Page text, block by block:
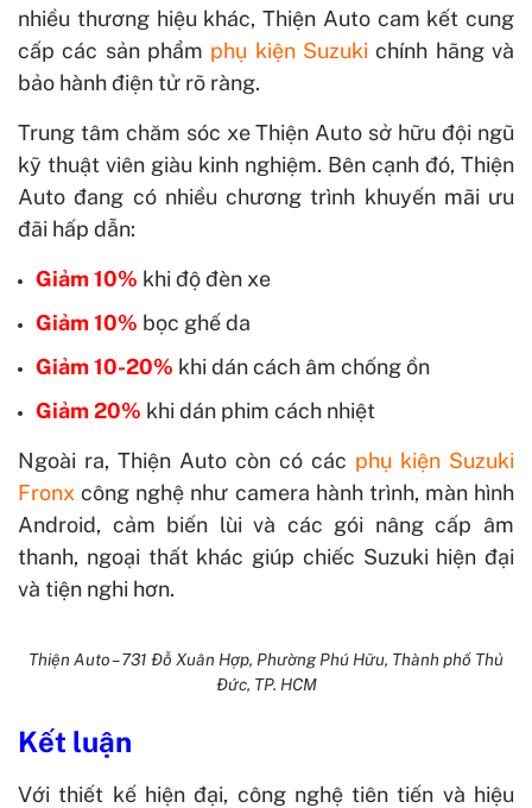
nhiều thương hiệu khác, Thiện Auto cam kết cung
cấp các sản phẩm phụ kiện Suzuki chính hãng và
bảo hành điện tử rõ ràng.
Trung tâm chăm sóc xe Thiện Auto sở hữu đội ngũ
kỹ thuật viên giàu kinh nghiệm. Bên cạnh đó, Thiện
Auto đang có nhiều chương trình khuyến mãi ưu
đãi hấp dẫn:
Giảm 10% khi độ đèn xe
Giảm 10% bọc ghế da
Giảm 10-20% khi dán cách âm chống ồn
Giảm 20% khi dán phim cách nhiệt
Ngoài ra, Thiện Auto còn có các phụ kiện Suzuki
Fronx công nghệ như camera hành trình, màn hình
Android, cảm biến lùi và các gói nâng cấp âm
thanh, ngoại thất khác giúp chiếc Suzuki hiện đại
và tiện nghi hơn.
Thiện Auto – 731 Đỗ Xuân Hợp, Phường Phú Hữu, Thành phố Thủ
Đức, TP. HCM
Kết luận
Với thiết kế hiện đại, công nghệ tiên tiến và hiệu